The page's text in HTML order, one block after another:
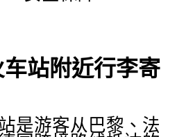
站附近行李寄
是游客从巴黎、法